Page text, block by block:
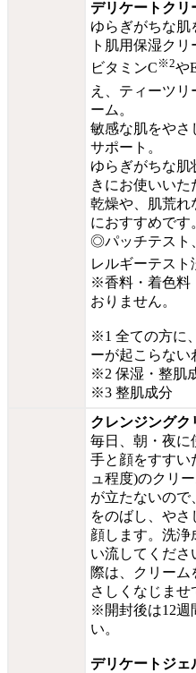
デリケートクリ
ゆらぎがちな肌
ト肌用保湿クリ
ビタミンC ※2や
え、ティーツリ
ーム。
敏感な肌をやさ
サポート。
ゆらぎがちな肌
きにお使いいた
乾燥や、肌荒れ
におすすめです
◎パッチテスト
レルギーテスト
※香料・着色料
おりません。
※1 全ての方に
ーが起こらない
※2 保湿・整肌
※3 整肌成分
クレンジングク
毎日、朝・夜に
手と顔をすすい
ュ程度)のクリ
が立たないので
をのばし、や
顔します。洗浄
い流してくださ
際は、クリーム
さしくなじませ
※開封後は12週
い。
デリケートジェ